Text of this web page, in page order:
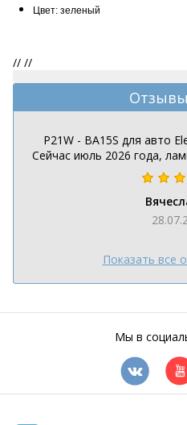
Цвет: зеленый
// //
P21W - BA15S для авто
Сейчас июль 2026 года,
Показать все
Мы в